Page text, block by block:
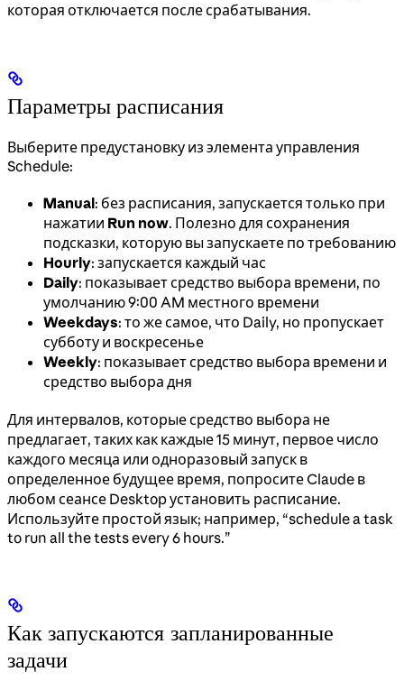
которая отключается после срабатывания.
Параметры расписания
Выберите предустановку из элемента управления
Schedule:
Manual: без расписания, запускается только при
нажатии Run now. Полезно для сохранения
подсказки, которую вы запускаете по требованию
Hourly: запускается каждый час
Daily: показывает средство выбора времени, по
умолчанию 9:00 AM местного времени
Weekdays: то же самое, что Daily, но пропускает
субботу и воскресенье
Weekly: показывает средство выбора времени и
средство выбора дня
Для интервалов, которые средство выбора не
предлагает, таких как каждые 15 минут, первое число
каждого месяца или одноразовый запуск в
определенное будущее время, попросите Claude в
любом сеансе Desktop установить расписание.
Используйте простой язык; например, “schedule a task
to run all the tests every 6 hours.”
Как запускаются запланированные
задачи